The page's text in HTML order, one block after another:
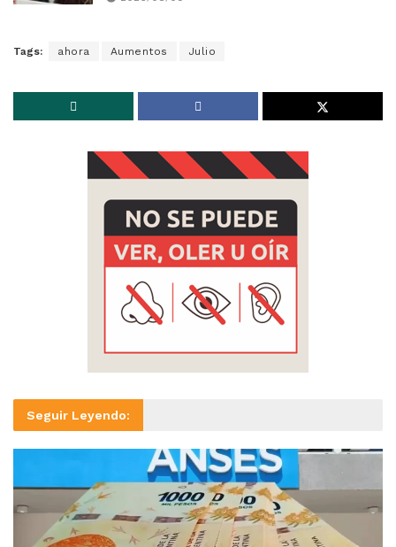
Tags: ahora Aumentos Julio
Seguir Leyendo: